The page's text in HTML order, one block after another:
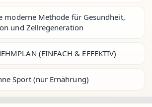
moderne Methode für Gesundheit,
und Zellregeneration
(EINFACH & EFFEKTIV)
Sport (nur Ernährung)